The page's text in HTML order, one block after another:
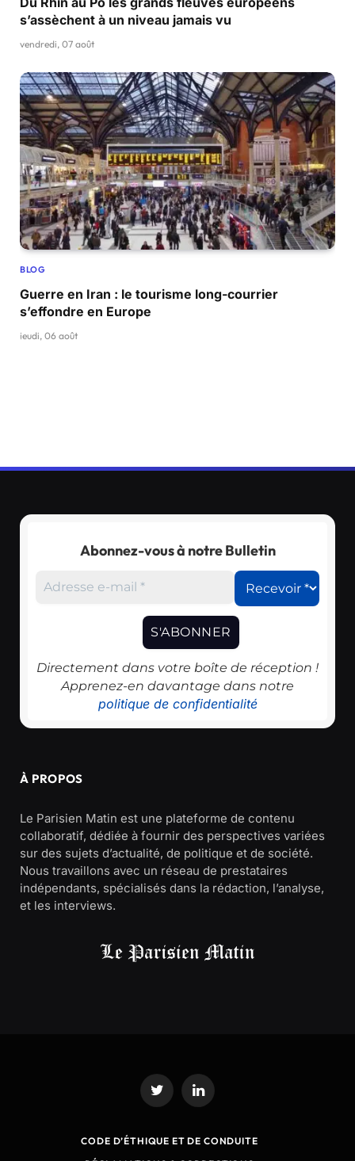
s’assèchent à un niveau jamais vu
vendredi, 07 août
BLOG
Guerre en Iran : le tourisme long-courrier
s’effondre en Europe
jeudi, 06 août
Abonnez-vous à notre Bulletin
Directement dans votre boîte de réception !
Apprenez-en davantage dans notre
politique de confidentialité
À PROPOS
Le Parisien Matin est une plateforme de contenu
collaboratif, dédiée à fournir des perspectives variées
sur des sujets d’actualité, de politique et de société.
Nous travaillons avec un réseau de prestataires
indépendants, spécialisés dans la rédaction, l’analyse,
et les interviews.
Twitter LinkedIn
CODE D’ÉTHIQUE ET DE CONDUITE